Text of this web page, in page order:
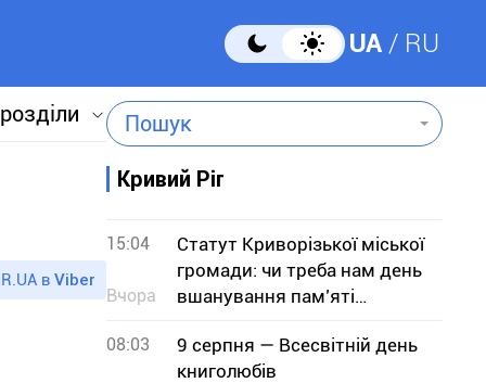
UA RU
Пошук
в Viber
Кривий Ріг
15:04
Вчора
Статут Криворізької міської
громади: чи треба нам день
вшанування пам’яті
померлих міських голів?
08:03
9 серпня — Всесвітній день
книголюбів